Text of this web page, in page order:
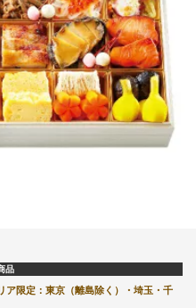
品
ア限定：東京（離島除く）・埼玉・千